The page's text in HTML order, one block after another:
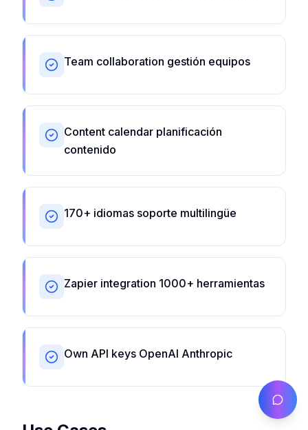
Team collaboration gestión equipos
Content calendar planificación
contenido
170+ idiomas soporte multilingüe
Zapier integration 1000+ herramientas
Own API keys OpenAI Anthropic